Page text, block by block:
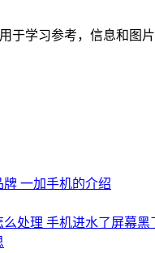
于学习参考，信息和图
一加手机的介绍
处理 手机进水了屏幕黑